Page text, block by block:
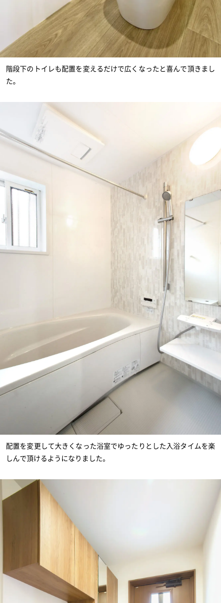
階段下のトイレも配置を変えるだけで広くなったと喜んで頂きまし
た。
配置を変更して大きくなった浴室でゆったりとした入浴タイムを楽
しんで頂けるようになりました。